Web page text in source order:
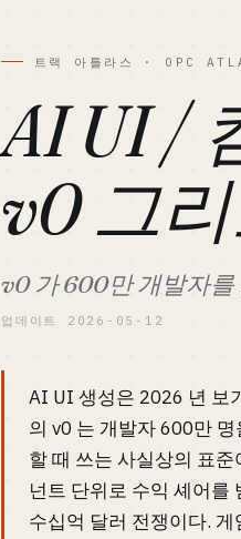
트랙 아틀라스 · OPC
AI UI /
v0 그
v0 가 600만 개발자를
업데이트 2026-05-12
AI UI 생성은 2026 년 보
의 v0 는 개발자 600만
할 때 쓰는 사실상의 표
넌트 단위로 수익 셰어
수십억 달러 전쟁이다.